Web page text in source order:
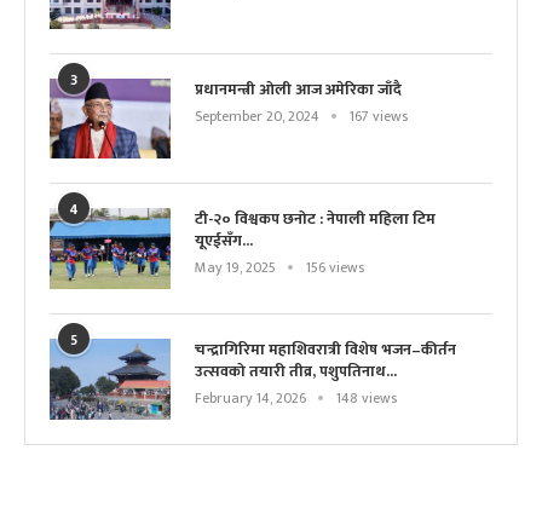
3 प्रधानमन्त्री ओली आज अमेरिका जाँदै
September 20, 2024 167 views
4
टी-२० विश्वकप छनोट : नेपाली महिला टिम
यूएईसँग...
May 19, 2025 156 views
5
चन्द्रागिरिमा महाशिवरात्री विशेष भजन–कीर्तन
उत्सवको तयारी तीव्र, पशुपतिनाथ...
February 14, 2026 148 views